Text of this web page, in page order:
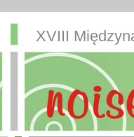
XVIII